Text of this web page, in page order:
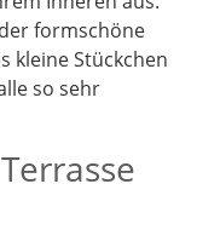
formschöne
kleine Stückchen
so sehr